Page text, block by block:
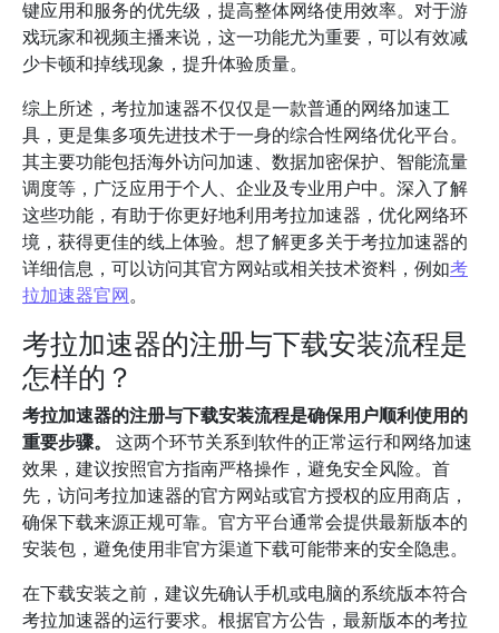
键应用和服务的优先级，提高整体网络使用效率。对于游
戏玩家和视频主播来说，这一功能尤为重要，可以有效减
少卡顿和掉线现象，提升体验质量。
综上所述，考拉加速器不仅仅是一款普通的网络加速工
具，更是集多项先进技术于一身的综合性网络优化平台。
其主要功能包括海外访问加速、数据加密保护、智能流量
调度等，广泛应用于个人、企业及专业用户中。深入了解
这些功能，有助于你更好地利用考拉加速器，优化网络环
境，获得更佳的线上体验。想了解更多关于考拉加速器的
详细信息，可以访问其官方网站或相关技术资料，例如考
拉加速器官网。
考拉加速器的注册与下载安装流程是
怎样的？
考拉加速器的注册与下载安装流程是确保用户顺利使用的
重要步骤。
这两个环节关系到软件的正常运行和网络加速
效果，建议按照官方指南严格操作，避免安全风险。首
先，访问考拉加速器的官方网站或官方授权的应用商店，
确保下载来源正规可靠。官方平台通常会提供最新版本的
安装包，避免使用非官方渠道下载可能带来的安全隐患。
在下载安装之前，建议先确认手机或电脑的系统版本符合
考拉加速器的运行要求。根据官方公告，最新版本的考拉